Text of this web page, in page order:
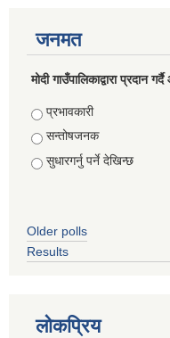
जनमत
मोदी गाउँपालिकाद्वारा प्रदान
Choices
प्रभावकारी
सन्तोषजनक
सुधारगर्नु पर्ने देखिन्छ
Older polls
Results
लोकप्रिय